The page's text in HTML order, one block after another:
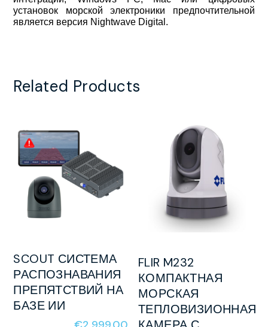
установок морской электроники предпочтительной
является версия Nightwave Digital.
Related Products
SCOUT СИСТЕМА
РАСПОЗНАВАНИЯ
ПРЕПЯТСТВИЙ НА
БАЗЕ ИИ
FLIR M232
КОМПАКТНАЯ
МОРСКАЯ
ТЕПЛОВИЗИОННАЯ